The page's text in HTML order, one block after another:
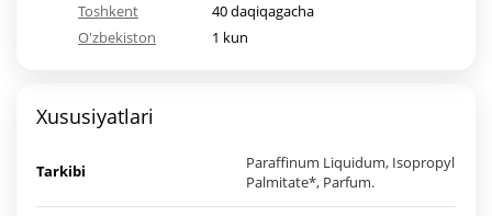
Toshkent
40 daqiqagacha
O'zbekiston
1 kun
Xususiyatlari
Tarkibi
Paraffinum Liquidum, Isopropyl
Palmitate*, Parfum.